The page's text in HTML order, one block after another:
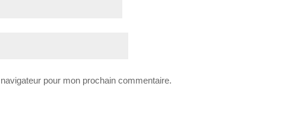
pour mon prochain commentaire.